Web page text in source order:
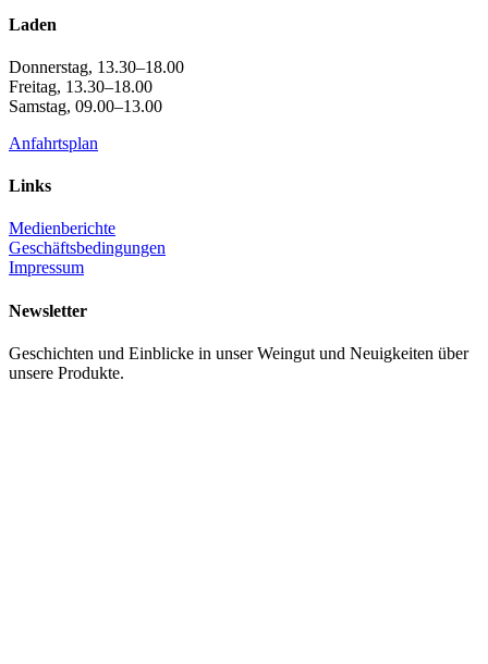
Laden
Donnerstag, 13.30–18.00
Freitag, 13.30–18.00
Samstag, 09.00–13.00
Anfahrtsplan
Links
Medienberichte
Geschäftsbedingungen
Impressum
Newsletter
Geschichten und Einblicke in unser Weingut und Neuigkeiten über
unsere Produkte.